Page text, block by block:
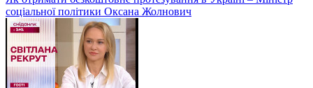
соціальної політики Оксана Жолнович